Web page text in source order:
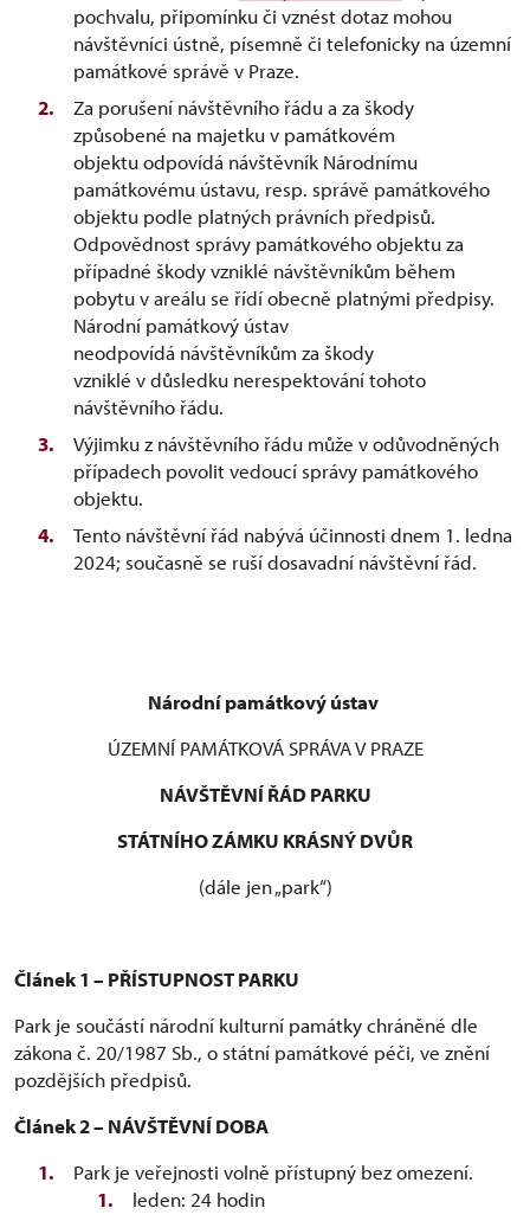
pochvalu, připomínku či vznést dotaz mohou
návštěvníci ústně, písemně či telefonicky na územní
památkové správě v Praze.
Za porušení návštěvního řádu a za škody
způsobené na majetku v památkovém
objektu odpovídá návštěvník Národnímu
památkovému ústavu, resp. správě památkového
objektu podle platných právních předpisů.
Odpovědnost správy památkového objektu za
případné škody vzniklé návštěvníkům během
pobytu v areálu se řídí obecně platnými předpisy.
Národní památkový ústav
neodpovídá návštěvníkům za škody
vzniklé v důsledku nerespektování tohoto
návštěvního řádu.
Výjimku z návštěvního řádu může v odůvodněných
případech povolit vedoucí správy památkového
objektu.
Tento návštěvní řád nabývá účinnosti dnem 1. ledna
2024; současně se ruší dosavadní návštěvní řád.
Národní památkový ústav
ÚZEMNÍ PAMÁTKOVÁ SPRÁVA V PRAZE
NÁVŠTĚVNÍ ŘÁD PARKU
STÁTNÍHO ZÁMKU KRÁSNÝ DVŮR
(dále jen „park“)
Článek 1 – PŘÍSTUPNOST PARKU
Park je součástí národní kulturní památky chráněné dle
zákona č. 20/1987 Sb., o státní památkové péči, ve znění
pozdějších předpisů.
Článek 2 – NÁVŠTĚVNÍ DOBA
Park je veřejnosti volně přístupný bez omezení.
leden: 24 hodin